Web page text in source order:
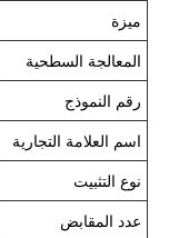
ميزة
المعالجة السطحية
رقم النموذج
اسم العلامة التجارية
نوع التثبيت
عدد المقابض